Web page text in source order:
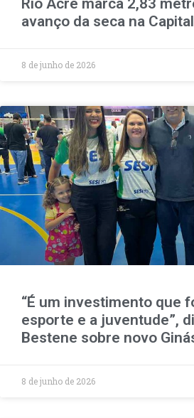
Rio Acre marca 2,83
avanço da seca na Capital
8 de junho de 2026
“É um investimento que
esporte e a juventude”,
Bestene sobre novo
8 de junho de 2026